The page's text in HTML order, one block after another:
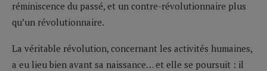
réminiscence du passé, et un contre-révolutionnaire plus
qu’un révolutionnaire.
La véritable révolution, concernant les activités humaines,
a eu lieu bien avant sa naissance… et elle se poursuit : il